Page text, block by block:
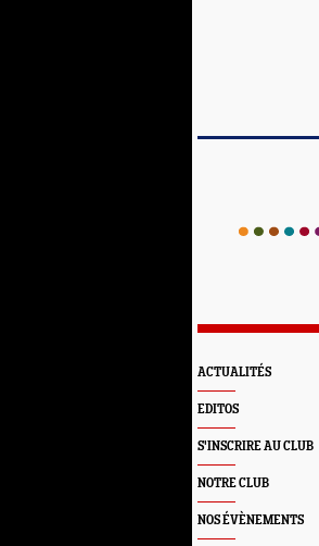
ACTUALITÉS
EDITOS
S'INSCRIRE AU CLUB
NOTRE CLUB
NOS ÉVÈNEMENTS